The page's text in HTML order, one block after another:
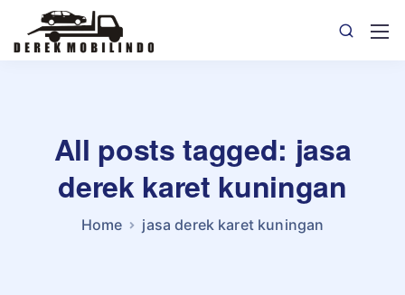
All posts tagged: jasa
derek karet kuningan
Home jasa derek karet kuningan